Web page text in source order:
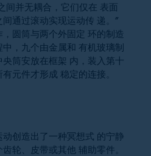
间并无耦合，它们仅在 表面
通过滚动实现运动传 递。”
圆筒与两个外固定 环的制造
，九个由金属和 有机玻璃制
筒安放在框架 内，装入第十
元件才形成 稳定的连接。
创造出了一种冥想式 的宁静
轮、皮带或其他 辅助零件。